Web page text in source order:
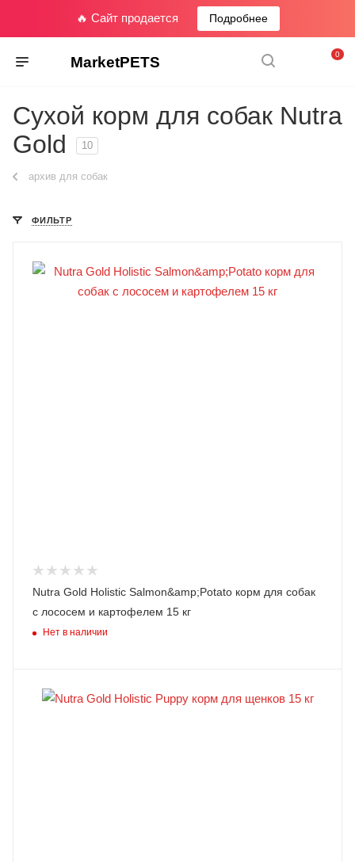
🔥 Сайт продается Подробнее
MarketPETS 0
Сухой корм для собак Nutra
Gold
10
архив для собак
ФИЛЬТР
Nutra Gold Holistic Salmon&amp;Potato корм для собак
c лососем и картофелем 15 кг
Нет в наличии